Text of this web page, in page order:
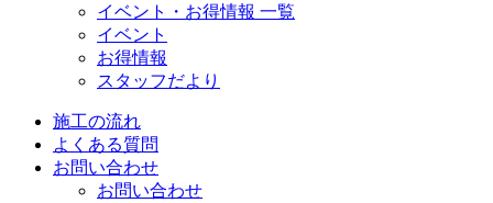
イベント・お得情報 一覧
イベント
お得情報
スタッフだより
施工の流れ
よくある質問
お問い合わせ
お問い合わせ